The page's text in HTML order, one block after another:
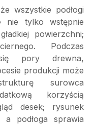
wszystkie podłogi
nie tylko wstępnie
powierzchni;
Podczas
pory drewna,
produkcji może
surowca
korzyścią
desek; rysunek
a podłoga sprawia